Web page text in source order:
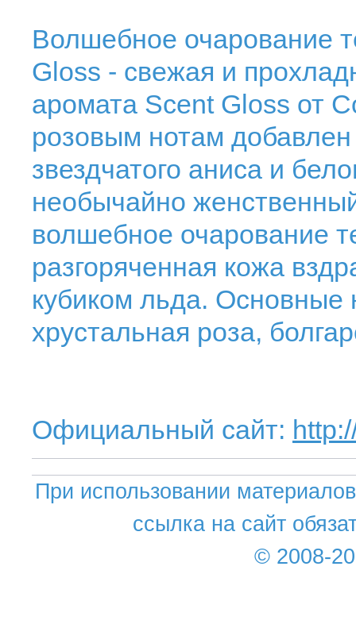
Волшебное очарование
Gloss - свежая и
аромата Scent Gloss от
розовым нотам
звездчатого аниса и
необычайно
волшебное очарование
разгоряченная кожа
кубиком льда. Основные
хрустальная роза,
Официальный сайт:
При использовании
ссылка на сайт
© 2008-